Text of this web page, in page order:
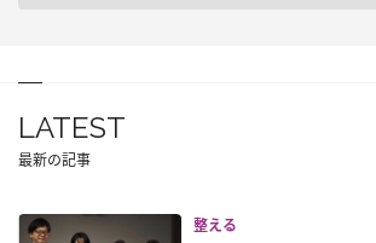
LATEST
最新の記事
整える